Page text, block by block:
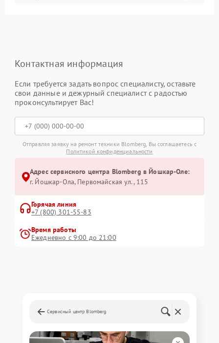
Контактная информация
Если требуется задать вопрос специалисту, оставьте
свои данные и дежурный специалист с радостью
проконсультирует Вас!
Отправляя заявку на ремонт техники Blomberg, Вы соглашаетесь с
Политикой конфиденциальности
Адрес сервисного центра Blomberg в Йошкар-Оле:
г. Йошкар-Ола, Первомайская ул., 115
Горячая линия
+7 (800) 301-55-83
Время работы
Ежедневно с 9:00 до 21:00
Сервисный центр Blomberg